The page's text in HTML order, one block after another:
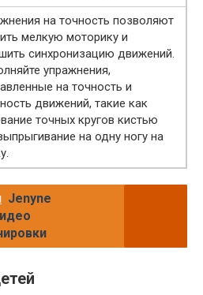
на точность позволяют
мелкую моторику и
синхронизацию движений.
упражнения,
на точность и
движений, такие как
точных кругов кистью
на одну ногу на
Jenyne